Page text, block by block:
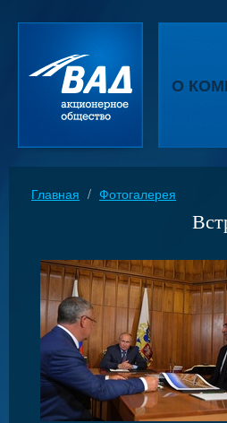
О
Главная / Фотогалерея